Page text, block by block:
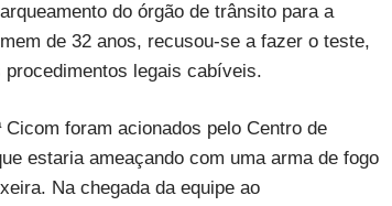
do órgão de trânsito para a
de 32 anos, recusou-se a fazer o teste,
procedimentos legais cabíveis.
foram acionados pelo Centro de
estaria ameaçando com uma arma de fogo
Na chegada da equipe ao